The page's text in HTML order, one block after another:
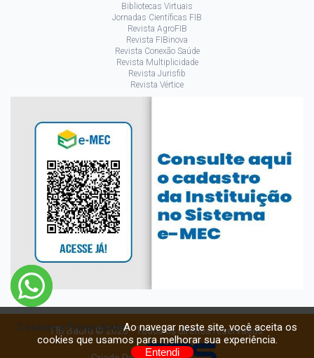
Bibliotecas Virtuais
Jornadas Científicas FIB
Revista AgroFIB
Revista FIBinova
Revista Conexão Saúde
Revista Multiplicidade
Revista Jurisfib
Revista Vértice
FIB Bauru © 2026 - Todos os direitos reservados
Cookies e PrivacidadeAo navegar neste site, você aceita os
cookies que usamos para melhorar sua experiência.
Entendi